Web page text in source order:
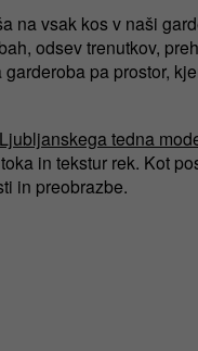
na vsak kos v naši
odsev trenutkov,
pa prostor,
Ljubljanskega tedna
in tekstur rek. Kot
in preobrazbe.